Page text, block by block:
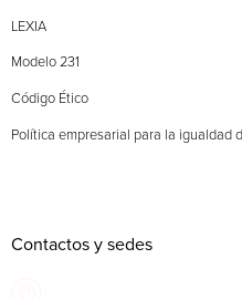
LEXIA
Modelo 231
Código Ético
Política empresarial para la igualdad
Contactos y sedes